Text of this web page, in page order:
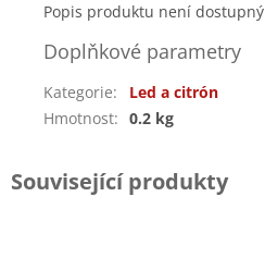
Popis produktu není dostupný
Doplňkové parametry
Kategorie:
Led a citrón
Hmotnost: 0.2 kg
Související produkty